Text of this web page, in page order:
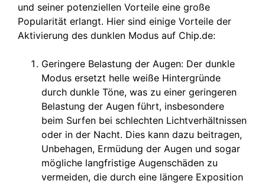
und seiner potenziellen Vorteile eine große
Popularität erlangt. Hier sind einige Vorteile der
Aktivierung des dunklen Modus auf Chip.de:
Geringere Belastung der Augen: Der dunkle
Modus ersetzt helle weiße Hintergründe
durch dunkle Töne, was zu einer geringeren
Belastung der Augen führt, insbesondere
beim Surfen bei schlechten Lichtverhältnissen
oder in der Nacht. Dies kann dazu beitragen,
Unbehagen, Ermüdung der Augen und sogar
mögliche langfristige Augenschäden zu
vermeiden, die durch eine längere Exposition